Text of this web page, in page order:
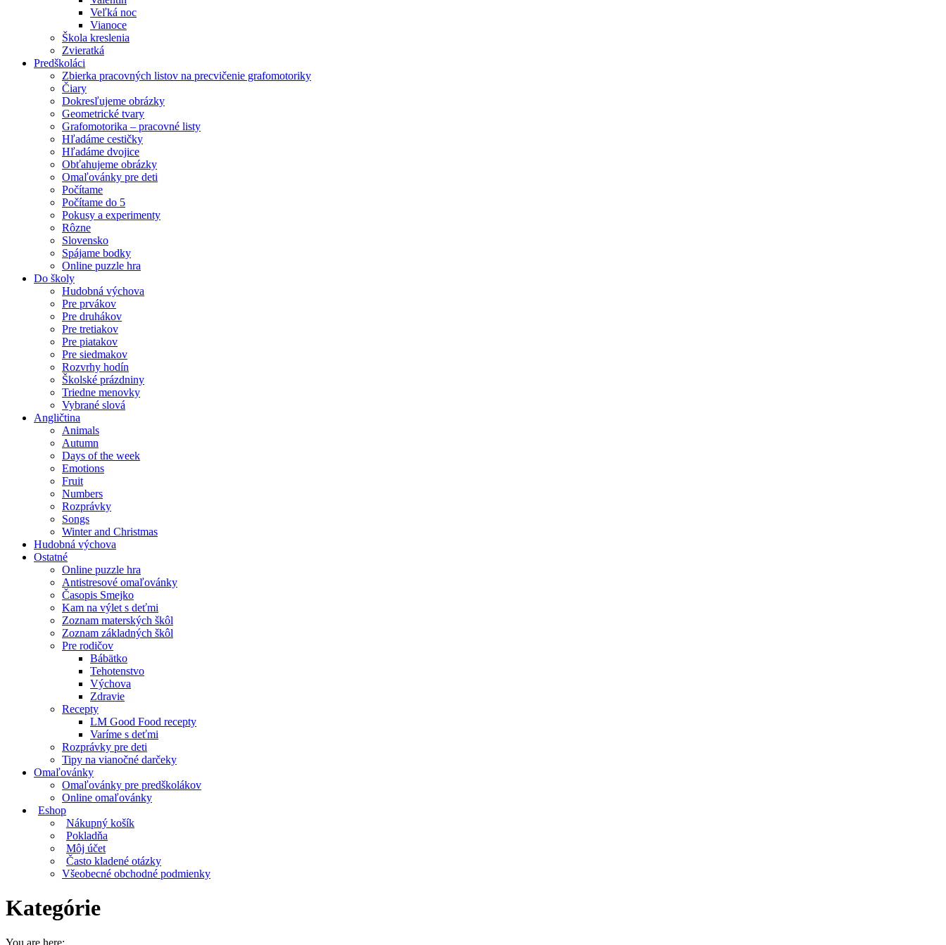
Veľká noc
Vianoce
Škola kreslenia
Zvieratká
Predškoláci
Zbierka pracovných listov na precvičenie grafomotoriky
Čiary
Dokresľujeme obrázky
Geometrické tvary
Grafomotorika – pracovné listy
Hľadáme cestičky
Hľadáme dvojice
Obťahujeme obrázky
Omaľovánky pre deti
Počítame
Počítame do 5
Pokusy a experimenty
Rôzne
Slovensko
Spájame bodky
Online puzzle hra
Do školy
Hudobná výchova
Pre prvákov
Pre druhákov
Pre tretiakov
Pre piatakov
Pre siedmakov
Rozvrhy hodín
Školské prázdniny
Triedne menovky
Vybrané slová
Angličtina
Animals
Autumn
Days of the week
Emotions
Fruit
Numbers
Rozprávky
Songs
Winter and Christmas
Hudobná výchova
Ostatné
Online puzzle hra
Antistresové omaľovánky
Časopis Smejko
Kam na výlet s deťmi
Zoznam materských škôl
Zoznam základných škôl
Pre rodičov
Bábätko
Tehotenstvo
Výchova
Zdravie
Recepty
LM Good Food recepty
Varíme s deťmi
Rozprávky pre deti
Tipy na vianočné darčeky
Omaľovánky
Omaľovánky pre predškolákov
Online omaľovánky
Eshop
Nákupný košík
Pokladňa
Môj účet
Často kladené otázky
Všeobecné obchodné podmienky
Kategórie
You are here: